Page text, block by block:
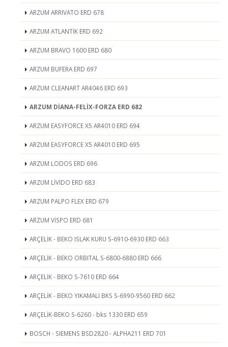
ARZUM ARRIVATO ERD 678
ARZUM ATLANTİK ERD 692
ARZUM BRAVO 1600 ERD 680
ARZUM BUFERA ERD 697
ARZUM CLEANART AR4046 ERD 693
ARZUM DİANA-FELİX-FORZA ERD 682
ARZUM EASYFORCE X5 AR4010 ERD 694
ARZUM EASYFORCE X5 AR4010 ERD 695
ARZUM LODOS ERD 696
ARZUM LİVİDO ERD 683
ARZUM PALPO FLEX ERD 679
ARZUM VİSPO ERD 681
ARÇELİK - BEKO ISLAK KURU S-6910-6930 ERD 663
ARÇELİK - BEKO ORBITAL S-6800-6880 ERD 666
ARÇELİK - BEKO S-7610 ERD 664
ARÇELİK - BEKO YIKAMALI BKS S-6990-9560 ERD 662
ARÇELİK-BEKO S-6260 - bks 1330 ERD 659
BOSCH - SIEMENS BSD2820 - ALPHA211 ERD 701